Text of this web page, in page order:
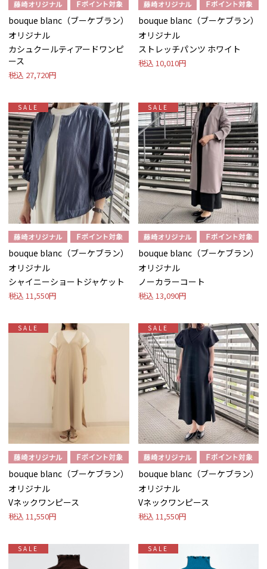
bouque blanc（ブーケブラン）
オリジナル
カシュクールティアードワンピ
ース
税込 27,720円
bouque blanc（ブーケブラン）
オリジナル
ストレッチパンツ ホワイト
税込 10,010円
SALE
bouque blanc（ブーケブラン）
オリジナル
シャイニーショートジャケット
税込 11,550円
SALE
bouque blanc（ブーケブラン）
オリジナル
ノーカラーコート
税込 13,090円
SALE
bouque blanc（ブーケブラン）
オリジナル
Vネックワンピース
税込 11,550円
SALE
bouque blanc（ブーケブラン）
オリジナル
Vネックワンピース
税込 11,550円
SALE SALE